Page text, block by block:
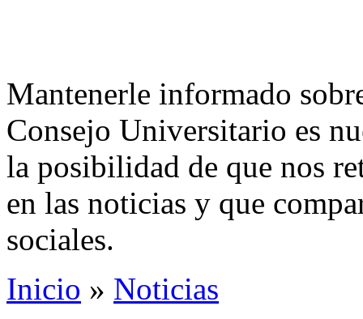
Mantenerle informado
Consejo Universitario es
la posibilidad de que nos
en las noticias y que
sociales.
Inicio » Noticias